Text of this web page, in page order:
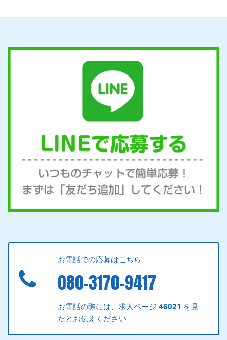
お電話での応募はこちら
080-3170-9417
お電話の際には、求人ページ46021 を見
たとお伝えください